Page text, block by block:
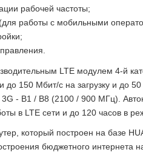
рабочей частоты;
работы с мобильными
LTE модулем 4-й
до 150 Мбит/с на загрузку и до
3G - B1 / B8 (2100 / 900 МГц) .
в LTE сети и до 120 часов в
который построен на базе
бюджетного